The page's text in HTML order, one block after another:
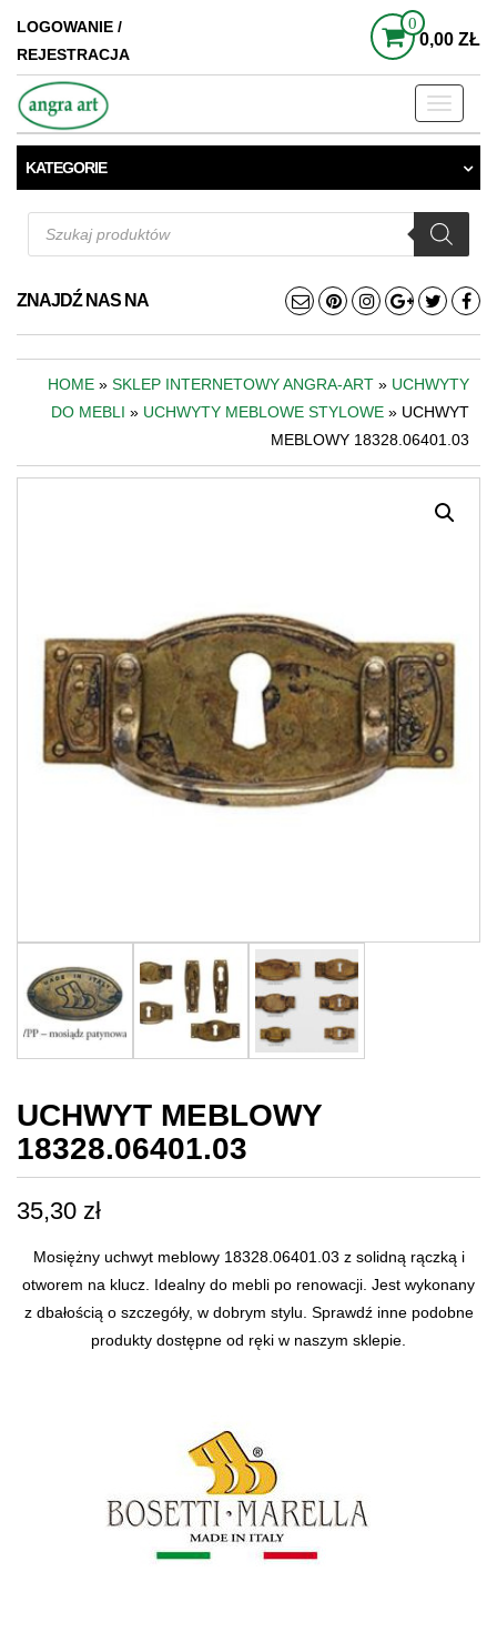
LOGOWANIE /
REJESTRACJA
0
0,00 ZŁ
Toggle
KATEGORIE
Wyszukiwarka
produktów
ZNAJDŹ NAS NA
HOME » SKLEP INTERNETOWY ANGRA-ART » UCHWYTY
DO MEBLI » UCHWYTY MEBLOWE STYLOWE » UCHWYT
MEBLOWY 18328.06401.03
UCHWYT MEBLOWY
18328.06401.03
35,30 zł
Mosiężny uchwyt meblowy 18328.06401.03 z solidną rączką i
otworem na klucz. Idealny do mebli po renowacji. Jest wykonany
z dbałością o szczegóły, w dobrym stylu. Sprawdź inne podobne
produkty dostępne od ręki w naszym sklepie.